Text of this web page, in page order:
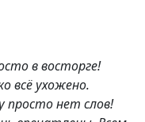
в восторге!
всё ухожено.
просто нет слов!